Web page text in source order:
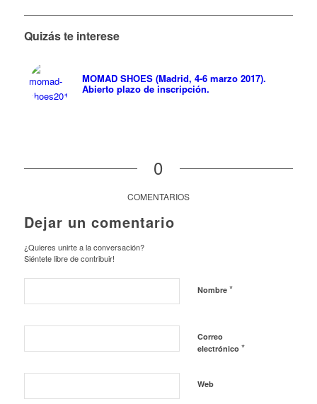
Quizás te interese
MOMAD SHOES (Madrid, 4-6 marzo 2017).
Abierto plazo de inscripción.
0
COMENTARIOS
Dejar un comentario
¿Quieres unirte a la conversación?
Siéntete libre de contribuir!
Nombre *
Correo
electrónico *
Web